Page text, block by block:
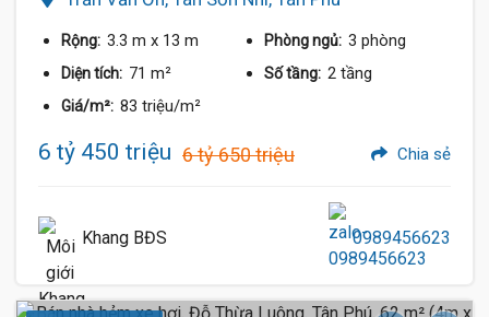
Rộng: 3.3 m x 13 m Phòng ngủ: 3 phòng
Diện tích: 71 m² Số tầng: 2 tầng
Giá/m²: 83 triệu/m²
6 tỷ 450 triệu 6 tỷ 650 triệu Chia sẻ
Khang BĐS 0989456623